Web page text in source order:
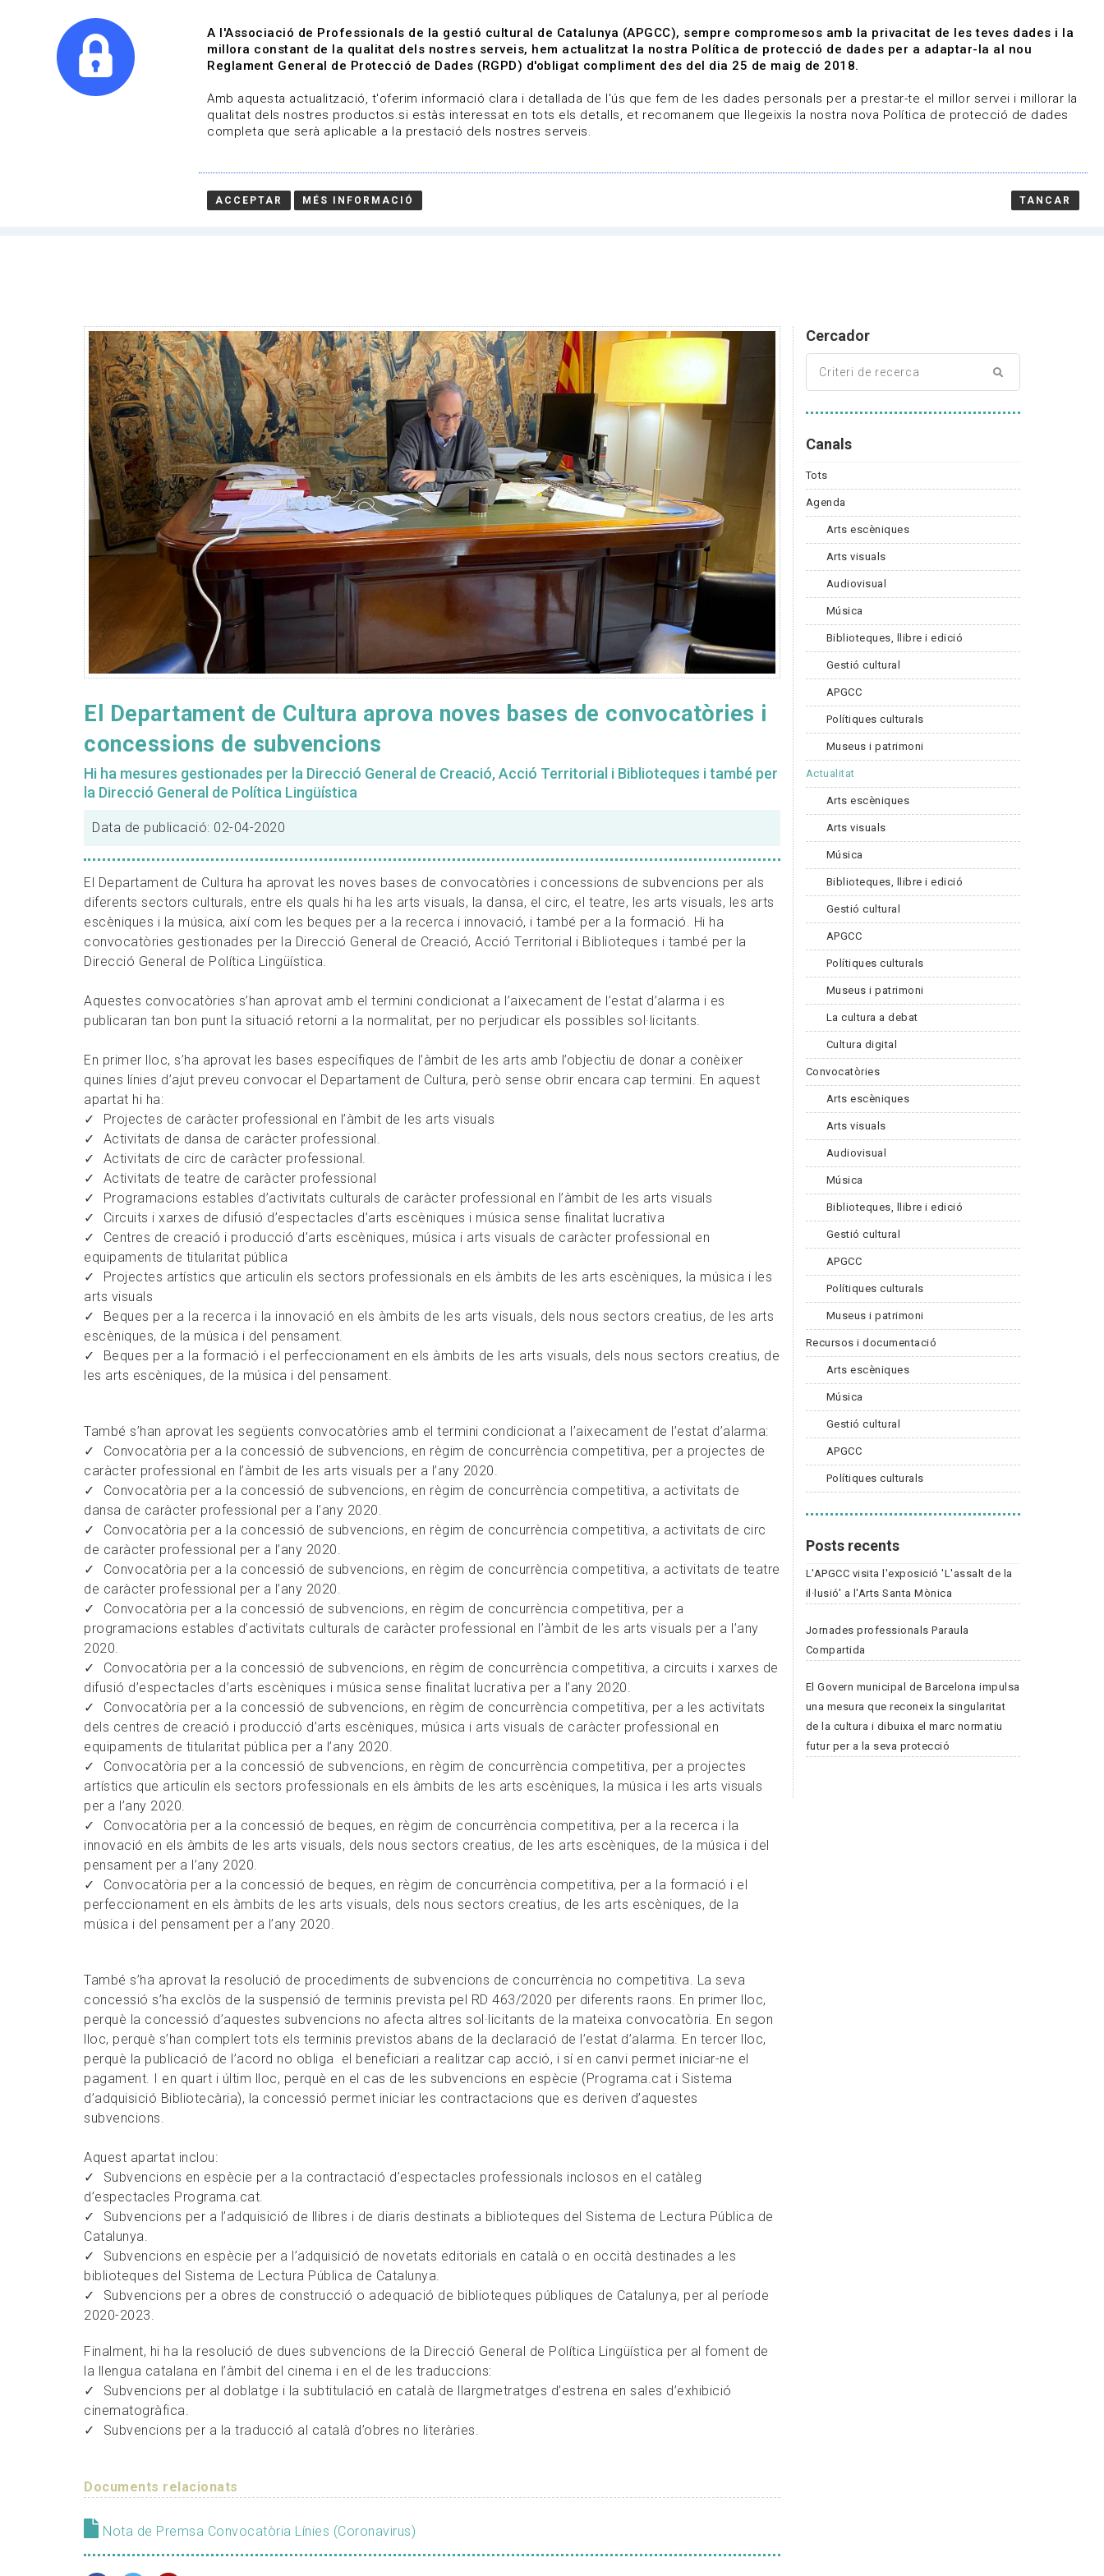
Qui som Línies de treball Projectes Serveis A qui representem Contacte
Actualitat | Gestió cultural
Data de publicació: 02-04-2020
El Departament de Cultura aprova noves bases de convocatòries i
concessions de subvencions
Hi ha mesures gestionades per la Direcció General de Creació, Acció Territorial i Biblioteques i també per
la Direcció General de Política Lingüística
Data de publicació: 02-04-2020
El Departament de Cultura ha aprovat les noves bases de convocatòries i concessions de subvencions per als
diferents sectors culturals, entre els quals hi ha les arts visuals, la dansa, el circ, el teatre, les arts visuals, les arts
escèniques i la música, així com les beques per a la recerca i innovació, i també per a la formació. Hi ha
convocatòries gestionades per la Direcció General de Creació, Acció Territorial i Biblioteques i també per la
Direcció General de Política Lingüística.
Aquestes convocatòries s’han aprovat amb el termini condicionat a l’aixecament de l’estat d’alarma i es
publicaran tan bon punt la situació retorni a la normalitat, per no perjudicar els possibles sol·licitants.
En primer lloc, s’ha aprovat les bases específiques de l’àmbit de les arts amb l’objectiu de donar a conèixer
quines línies d’ajut preveu convocar el Departament de Cultura, però sense obrir encara cap termini. En aquest
apartat hi ha:
Projectes de caràcter professional en l’àmbit de les arts visuals
Activitats de dansa de caràcter professional.
Activitats de circ de caràcter professional.
Activitats de teatre de caràcter professional
Programacions estables d’activitats culturals de caràcter professional en l’àmbit de les arts visuals
Circuits i xarxes de difusió d’espectacles d’arts escèniques i música sense finalitat lucrativa
Centres de creació i producció d’arts escèniques, música i arts visuals de caràcter professional en
equipaments de titularitat pública
Projectes artístics que articulin els sectors professionals en els àmbits de les arts escèniques, la música i les
arts visuals
Beques per a la recerca i la innovació en els àmbits de les arts visuals, dels nous sectors creatius, de les arts
escèniques, de la música i del pensament.
Beques per a la formació i el perfeccionament en els àmbits de les arts visuals, dels nous sectors creatius, de
les arts escèniques, de la música i del pensament.
També s’han aprovat les següents convocatòries amb el termini condicionat a l’aixecament de l’estat d’alarma:
Convocatòria per a la concessió de subvencions, en règim de concurrència competitiva, per a projectes de
caràcter professional en l’àmbit de les arts visuals per a l’any 2020.
Convocatòria per a la concessió de subvencions, en règim de concurrència competitiva, a activitats de
dansa de caràcter professional per a l’any 2020.
Convocatòria per a la concessió de subvencions, en règim de concurrència competitiva, a activitats de circ
de caràcter professional per a l’any 2020.
Convocatòria per a la concessió de subvencions, en règim de concurrència competitiva, a activitats de teatre
de caràcter professional per a l’any 2020.
Convocatòria per a la concessió de subvencions, en règim de concurrència competitiva, per a
programacions estables d’activitats culturals de caràcter professional en l’àmbit de les arts visuals per a l’any
2020.
Convocatòria per a la concessió de subvencions, en règim de concurrència competitiva, a circuits i xarxes de
difusió d’espectacles d’arts escèniques i música sense finalitat lucrativa per a l’any 2020.
Convocatòria per a la concessió de subvencions, en règim de concurrència competitiva, per a les activitats
dels centres de creació i producció d’arts escèniques, música i arts visuals de caràcter professional en
equipaments de titularitat pública per a l’any 2020.
Convocatòria per a la concessió de subvencions, en règim de concurrència competitiva, per a projectes
artístics que articulin els sectors professionals en els àmbits de les arts escèniques, la música i les arts visuals
per a l’any 2020.
Convocatòria per a la concessió de beques, en règim de concurrència competitiva, per a la recerca i la
innovació en els àmbits de les arts visuals, dels nous sectors creatius, de les arts escèniques, de la música i del
pensament per a l’any 2020.
Convocatòria per a la concessió de beques, en règim de concurrència competitiva, per a la formació i el
perfeccionament en els àmbits de les arts visuals, dels nous sectors creatius, de les arts escèniques, de la
música i del pensament per a l’any 2020.
També s’ha aprovat la resolució de procediments de subvencions de concurrència no competitiva. La seva
concessió s’ha exclòs de la suspensió de terminis prevista pel RD 463/2020 per diferents raons. En primer lloc,
perquè la concessió d’aquestes subvencions no afecta altres sol·licitants de la mateixa convocatòria. En segon
lloc, perquè s’han complert tots els terminis previstos abans de la declaració de l’estat d’alarma. En tercer lloc,
perquè la publicació de l’acord no obliga el beneficiari a realitzar cap acció, i sí en canvi permet iniciar-ne el
pagament. I en quart i últim lloc, perquè en el cas de les subvencions en espècie (Programa.cat i Sistema
d’adquisició Bibliotecària), la concessió permet iniciar les contractacions que es deriven d’aquestes
subvencions.
Aquest apartat inclou:
Subvencions en espècie per a la contractació d’espectacles professionals inclosos en el catàleg
d’espectacles Programa.cat.
Subvencions per a l’adquisició de llibres i de diaris destinats a biblioteques del Sistema de Lectura Pública de
Catalunya.
Subvencions en espècie per a l’adquisició de novetats editorials en català o en occità destinades a les
biblioteques del Sistema de Lectura Pública de Catalunya.
Subvencions per a obres de construcció o adequació de biblioteques públiques de Catalunya, per al període
2020-2023.
Finalment, hi ha la resolució de dues subvencions de la Direcció General de Política Lingüística per al foment de
la llengua catalana en l’àmbit del cinema i en el de les traduccions:
Subvencions per al doblatge i la subtitulació en català de llargmetratges d’estrena en sales d’exhibició
cinematogràfica.
Subvencions per a la traducció al català d’obres no literàries.
Documents relacionats
Nota de Premsa Convocatòria Línies (Coronavirus)
Cercador
Canals
Tots
Agenda
Arts escèniques
Arts visuals
Audiovisual
Música
Biblioteques, llibre i edició
Gestió cultural
APGCC
Polítiques culturals
Museus i patrimoni
Actualitat
Arts escèniques
Arts visuals
Música
Biblioteques, llibre i edició
Gestió cultural
APGCC
Polítiques culturals
Museus i patrimoni
La cultura a debat
Cultura digital
Convocatòries
Arts escèniques
Arts visuals
Audiovisual
Música
Biblioteques, llibre i edició
Gestió cultural
APGCC
Polítiques culturals
Museus i patrimoni
Recursos i documentació
Arts escèniques
Música
Gestió cultural
APGCC
Polítiques culturals
Posts recents
L'APGCC visita l'exposició 'L'assalt de la
il·lusió' a l'Arts Santa Mònica
Jornades professionals Paraula
Compartida
El Govern municipal de Barcelona impulsa
una mesura que reconeix la singularitat
de la cultura i dibuixa el marc normatiu
futur per a la seva protecció
A l'Associació de Professionals de la gestió cultural de Catalunya (APGCC), sempre compromesos amb la privacitat de les teves dades i la
millora constant de la qualitat dels nostres serveis, hem actualitzat la nostra Política de protecció de dades per a adaptar-la al nou
Reglament General de Protecció de Dades (RGPD) d'obligat compliment des del dia 25 de maig de 2018.
Amb aquesta actualització, t'oferim informació clara i detallada de l'ús que fem de les dades personals per a prestar-te el millor servei i millorar la
qualitat dels nostres productos.si estàs interessat en tots els detalls, et recomanem que llegeixis la nostra nova Política de protecció de dades
completa que serà aplicable a la prestació dels nostres serveis.
ACCEPTAR MÉS INFORMACIÓ TANCAR